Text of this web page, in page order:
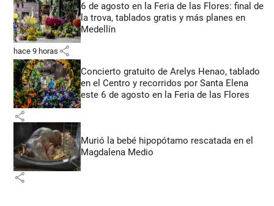
6 de agosto en la Feria de las Flores: final de
la trova, tablados gratis y más planes en
Medellín
hace 9 horas share
Concierto gratuito de Arelys Henao, tablado
en el Centro y recorridos por Santa Elena
este 6 de agosto en la Feria de las Flores
share
Murió la bebé hipopótamo rescatada en el
Magdalena Medio
share